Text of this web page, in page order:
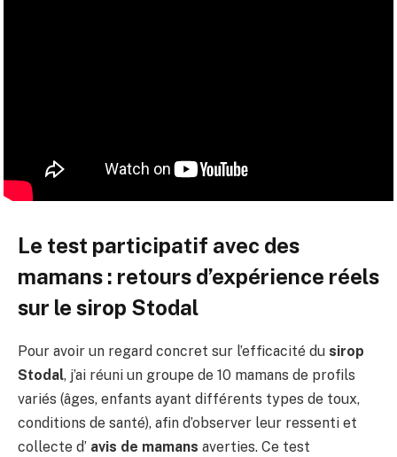
Le test participatif avec des
mamans : retours d’expérience réels
sur le sirop Stodal
Pour avoir un regard concret sur l’efficacité du sirop
Stodal, j’ai réuni un groupe de 10 mamans de profils
variés (âges, enfants ayant différents types de toux,
conditions de santé), afin d’observer leur ressenti et
collecte d’ avis de mamans averties. Ce test